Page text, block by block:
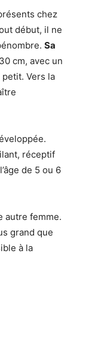
chez
début, il ne
Sa
cm, avec un
Vers la
réceptif
de 5 ou 6
autre femme.
grand que
à la